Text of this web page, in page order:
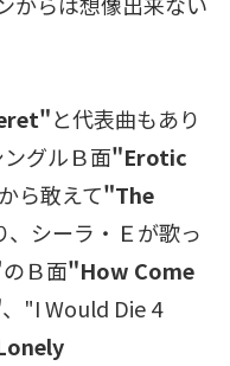
と代表曲もあり
グルＢ面"Erotic
から敢えて"The
、シーラ・Ｅが歌っ
Ｂ面"How Come
、"I Would Die 4